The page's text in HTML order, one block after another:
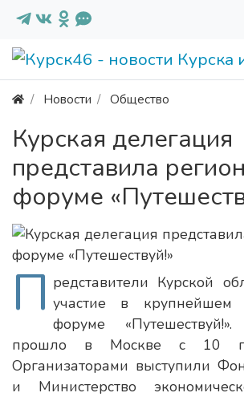
Новости Общество
Курская делегация
представила
форуме
П редставители Курской
участие в крупнейшем
форуме
прошло в Москве с 10
Организаторами выступили
и Министерство